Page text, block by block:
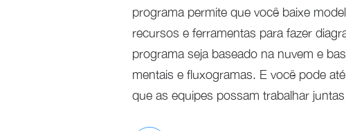
programa permite que você baixe
recursos e ferramentas para fazer
programa seja baseado na nuvem e
mentais e fluxogramas. E você pode
que as equipes possam trabalhar